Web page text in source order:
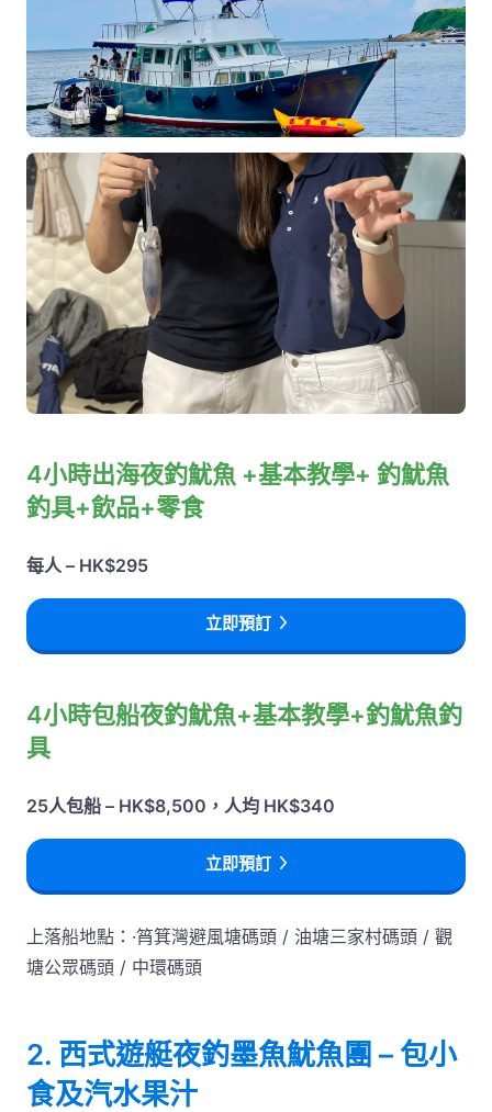
4小時出海夜釣魷魚 +基本教學+ 釣魷魚
釣具+飲品+零食
每人 – HK$295
立即預訂
4小時包船夜釣魷魚+基本教學+釣魷魚釣
具
25人包船 – HK$8,500，人均 HK$340
立即預訂
上落船地點：·筲箕灣避風塘碼頭 / 油塘三家村碼頭 / 觀
塘公眾碼頭 / 中環碼頭
2. 西式遊艇夜釣墨魚魷魚團 – 包小
食及汽水果汁